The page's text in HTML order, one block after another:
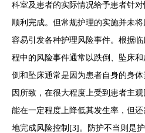
科室及患者的实际情况给予患者针
顺利完成。但常规护理的实施并未
容易引发各种护理风险事件。根据
程中的风险事件通常以跌倒、坠床
倒和坠床通常是因为患者自身的身
因所致，在很大程度上受到患者主
能在一定程度上降低其发生率，但
地完成风险控制[3]。防护不当则是